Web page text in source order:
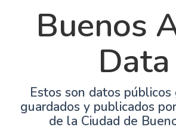
Buenos
Data
Estos son datos públicos
guardados y publicados
de la Ciudad de